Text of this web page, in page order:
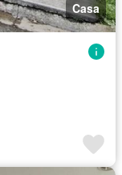
Casa